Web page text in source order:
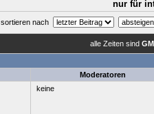
nur für
sortieren nach
alle Zeiten sind
Moderatoren
keine